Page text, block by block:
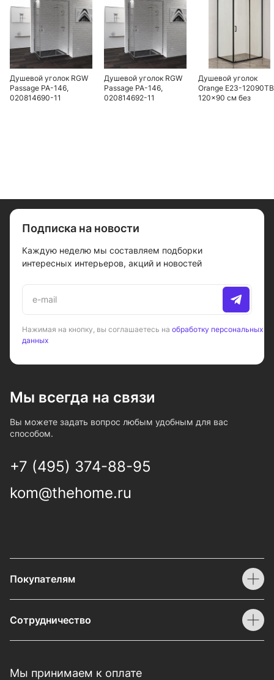
Душевой уголок RGW
Passage PA-146,
020814690-11
Душевой уголок RGW
Passage PA-146,
020814692-11
Душевой уголок
Orange E23-12090TB
120x90 см без
Подписка на новости
Каждую неделю мы составляем подборки
интересных интерьеров, акций и новостей
Нажимая на кнопку, вы соглашаетесь на обработку персональных
данных
Мы всегда на связи
Вы можете задать вопрос любым удобным для вас
способом.
+7 (495) 374-88-95
kom@thehome.ru
Покупателям
Сотрудничество
Мы принимаем к оплате